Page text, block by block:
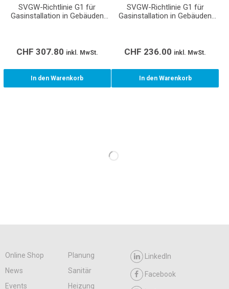
SVGW-Richtlinie G1 für
Gasinstallation in Gebäuden
CHF 307.80 inkl. MwSt.
In den Warenkorb
SVGW-Richtlinie G1 für
Gasinstallation in Gebäuden
CHF 236.00 inkl. MwSt.
In den Warenkorb
Online Shop
Planung
News
Sanitär
Events
Heizung
LinkedIn
Facebook